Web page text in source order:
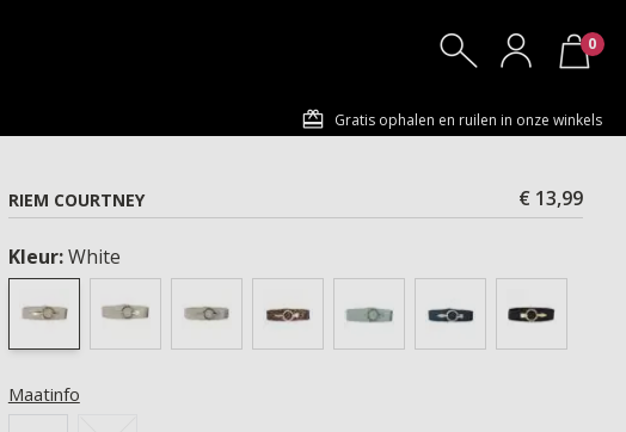
0
Gratis ophalen en ruilen in onze winkels
RIEM COURTNEY
€ 13,99
Kleur:White
Maatinfo